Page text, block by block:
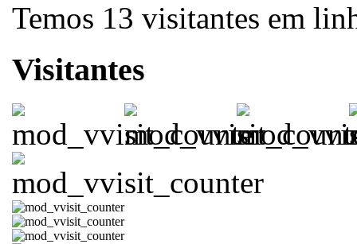
Temos 13 visitantes em
Visitantes